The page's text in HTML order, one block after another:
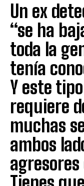
Un ex
“se ha
toda la
tenía
Y este
requiere
muchas
ambos